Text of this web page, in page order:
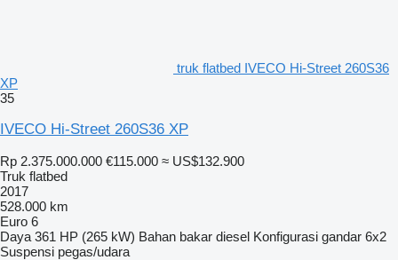
truk flatbed IVECO Hi-Street 260S36
XP
35
IVECO Hi-Street 260S36 XP
Rp 2.375.000.000 €115.000 ≈ US$132.900
Truk flatbed
2017
528.000 km
Euro 6
Daya 361 HP (265 kW) Bahan bakar diesel Konfigurasi gandar 6x2
Suspensi pegas/udara